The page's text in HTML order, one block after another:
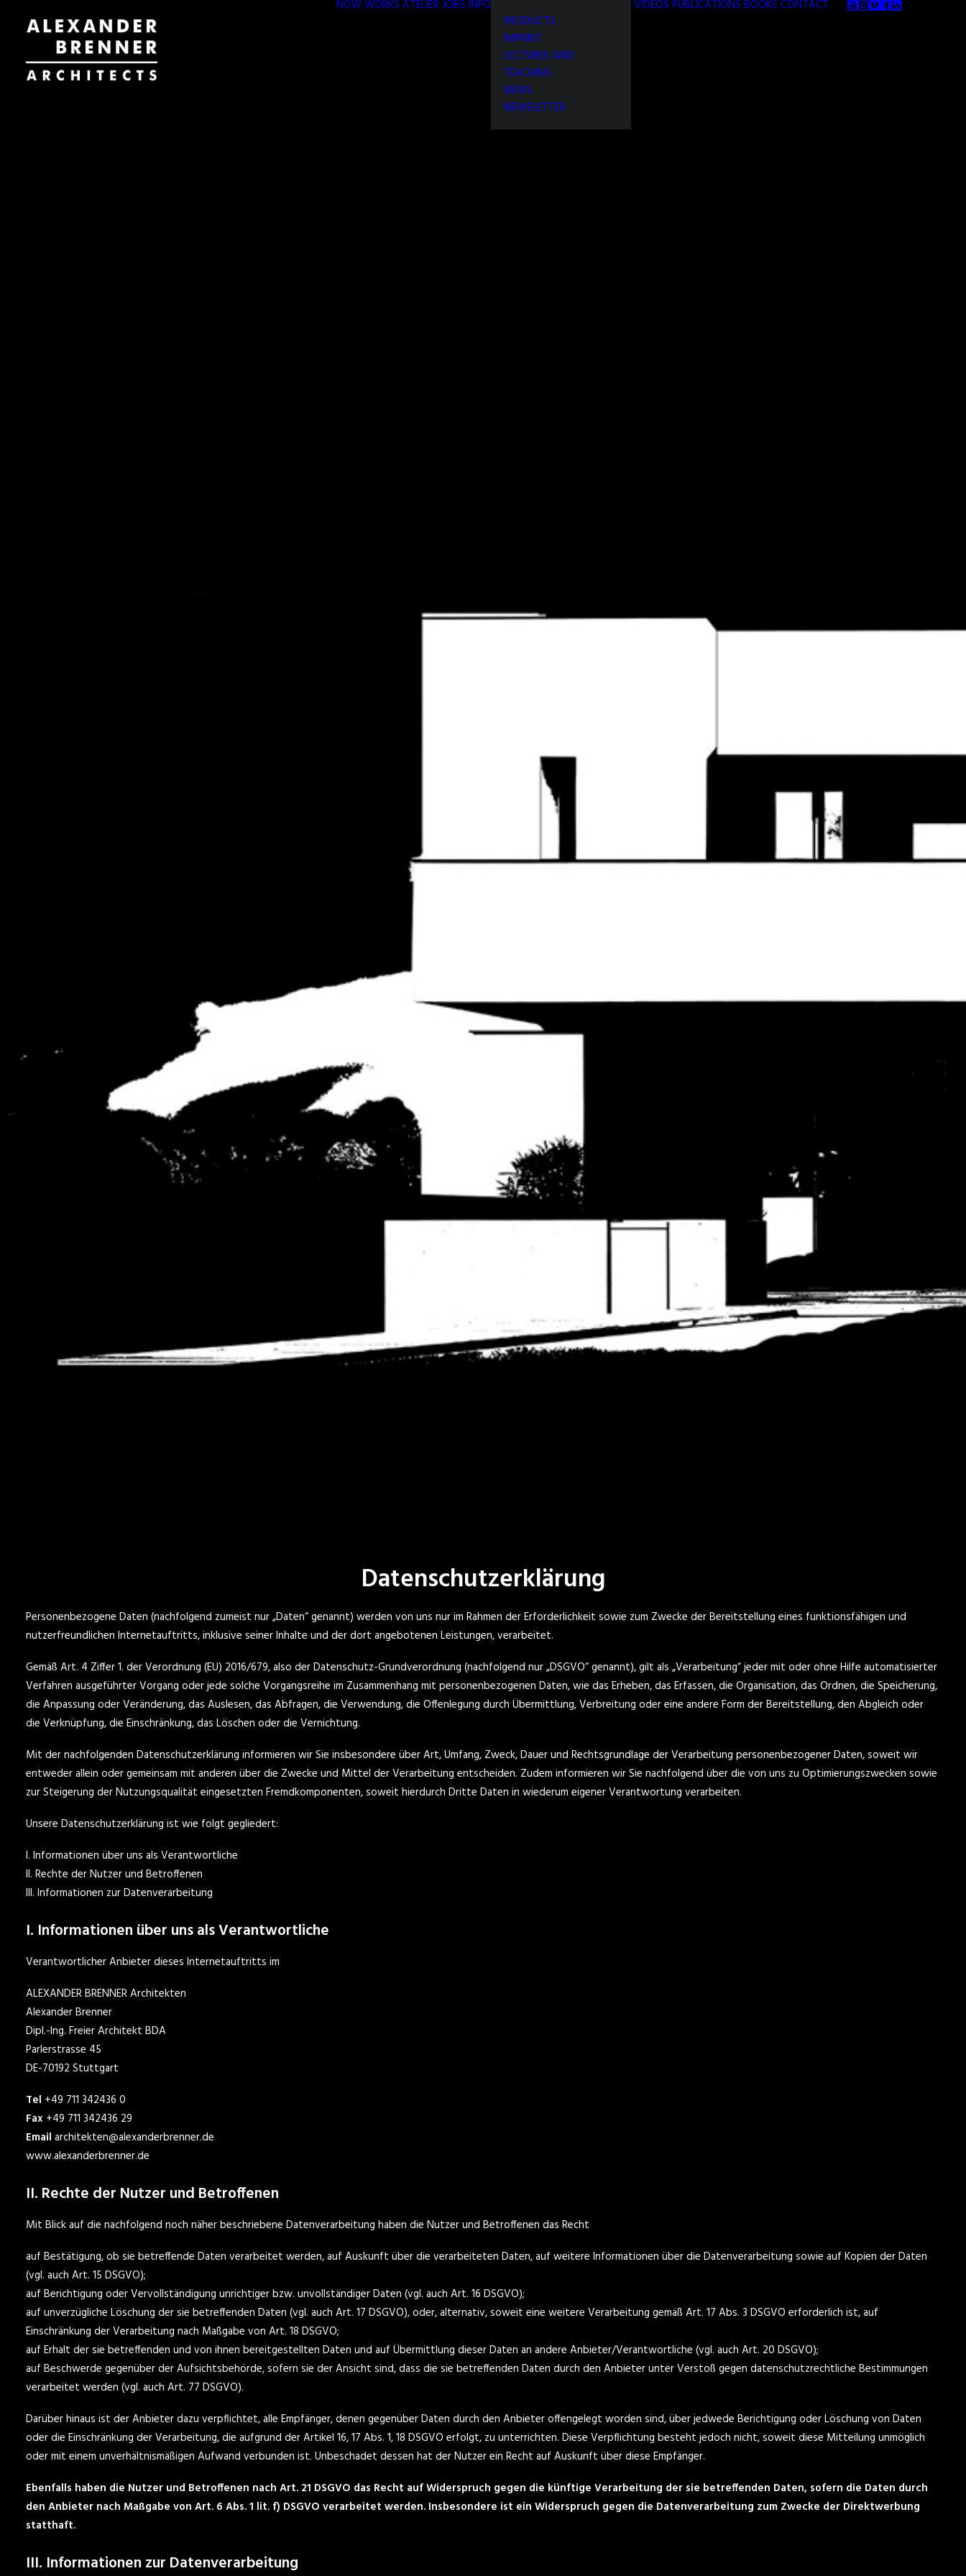
NOWWORKS ATELIERJOBS INFO
PRODUCTS
IMPRINT
LECTURES AND
TEACHING
NEWS
NEWSLETTER
VIDEOS PUBLICATIONS BOOKS CONTACT
Datenschutzerklärung
Personenbezogene Daten (nachfolgend zumeist nur „Daten“ genannt) werden von uns nur im Rahmen der Erforderlichkeit sowie zum Zwecke der Bereitstellung eines funktionsfähigen und
nutzerfreundlichen Internetauftritts, inklusive seiner Inhalte und der dort angebotenen Leistungen, verarbeitet.
Gemäß Art. 4 Ziffer 1. der Verordnung (EU) 2016/679, also der Datenschutz-Grundverordnung (nachfolgend nur „DSGVO“ genannt), gilt als „Verarbeitung“ jeder mit oder ohne Hilfe automatisierter
Verfahren ausgeführter Vorgang oder jede solche Vorgangsreihe im Zusammenhang mit personenbezogenen Daten, wie das Erheben, das Erfassen, die Organisation, das Ordnen, die Speicherung,
die Anpassung oder Veränderung, das Auslesen, das Abfragen, die Verwendung, die Offenlegung durch Übermittlung, Verbreitung oder eine andere Form der Bereitstellung, den Abgleich oder
die Verknüpfung, die Einschränkung, das Löschen oder die Vernichtung.
Mit der nachfolgenden Datenschutzerklärung informieren wir Sie insbesondere über Art, Umfang, Zweck, Dauer und Rechtsgrundlage der Verarbeitung personenbezogener Daten, soweit wir
entweder allein oder gemeinsam mit anderen über die Zwecke und Mittel der Verarbeitung entscheiden. Zudem informieren wir Sie nachfolgend über die von uns zu Optimierungszwecken sowie
zur Steigerung der Nutzungsqualität eingesetzten Fremdkomponenten, soweit hierdurch Dritte Daten in wiederum eigener Verantwortung verarbeiten.
Unsere Datenschutzerklärung ist wie folgt gegliedert:
I. Informationen über uns als Verantwortliche
II. Rechte der Nutzer und Betroffenen
III. Informationen zur Datenverarbeitung
I. Informationen über uns als Verantwortliche
Verantwortlicher Anbieter dieses Internetauftritts im
ALEXANDER BRENNER Architekten
Alexander Brenner
Dipl.-Ing. Freier Architekt BDA
Parlerstrasse 45
DE-70192 Stuttgart
Tel +49 711 342436 0
Fax +49 711 342436 29
Email architekten@alexanderbrenner.de
www.alexanderbrenner.de
II. Rechte der Nutzer und Betroffenen
Mit Blick auf die nachfolgend noch näher beschriebene Datenverarbeitung haben die Nutzer und Betroffenen das Recht
auf Bestätigung, ob sie betreffende Daten verarbeitet werden, auf Auskunft über die verarbeiteten Daten, auf weitere Informationen über die Datenverarbeitung sowie auf Kopien der Daten
(vgl. auch Art. 15 DSGVO);
auf Berichtigung oder Vervollständigung unrichtiger bzw. unvollständiger Daten (vgl. auch Art. 16 DSGVO);
auf unverzügliche Löschung der sie betreffenden Daten (vgl. auch Art. 17 DSGVO), oder, alternativ, soweit eine weitere Verarbeitung gemäß Art. 17 Abs. 3 DSGVO erforderlich ist, auf
Einschränkung der Verarbeitung nach Maßgabe von Art. 18 DSGVO;
auf Erhalt der sie betreffenden und von ihnen bereitgestellten Daten und auf Übermittlung dieser Daten an andere Anbieter/Verantwortliche (vgl. auch Art. 20 DSGVO);
auf Beschwerde gegenüber der Aufsichtsbehörde, sofern sie der Ansicht sind, dass die sie betreffenden Daten durch den Anbieter unter Verstoß gegen datenschutzrechtliche Bestimmungen
verarbeitet werden (vgl. auch Art. 77 DSGVO).
Darüber hinaus ist der Anbieter dazu verpflichtet, alle Empfänger, denen gegenüber Daten durch den Anbieter offengelegt worden sind, über jedwede Berichtigung oder Löschung von Daten
oder die Einschränkung der Verarbeitung, die aufgrund der Artikel 16, 17 Abs. 1, 18 DSGVO erfolgt, zu unterrichten. Diese Verpflichtung besteht jedoch nicht, soweit diese Mitteilung unmöglich
oder mit einem unverhältnismäßigen Aufwand verbunden ist. Unbeschadet dessen hat der Nutzer ein Recht auf Auskunft über diese Empfänger.
Ebenfalls haben die Nutzer und Betroffenen nach Art. 21 DSGVO das Recht auf Widerspruch gegen die künftige Verarbeitung der sie betreffenden Daten, sofern die Daten durch
den Anbieter nach Maßgabe von Art. 6 Abs. 1 lit. f) DSGVO verarbeitet werden. Insbesondere ist ein Widerspruch gegen die Datenverarbeitung zum Zwecke der Direktwerbung
statthaft.
III. Informationen zur Datenverarbeitung